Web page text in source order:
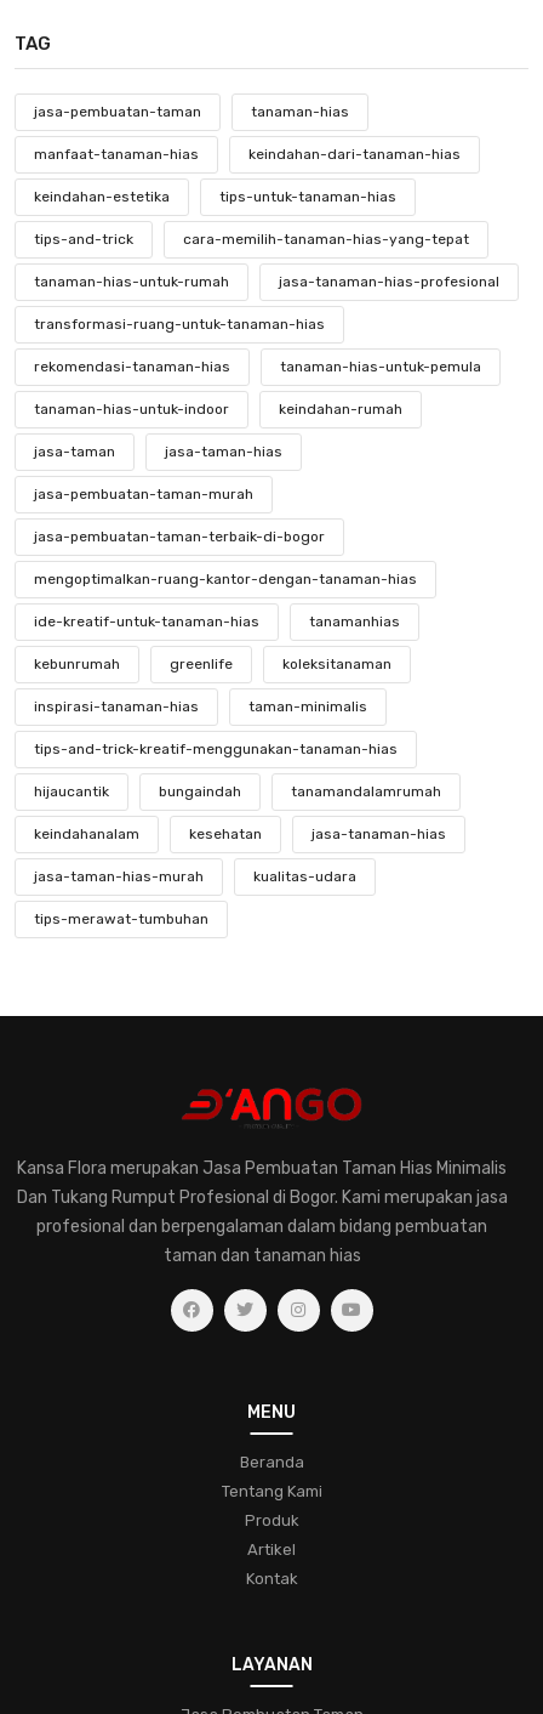
TAG
jasa-pembuatan-taman tanaman-hias
manfaat-tanaman-hias keindahan-dari-tanaman-hias
keindahan-estetika tips-untuk-tanaman-hias
tips-and-trick cara-memilih-tanaman-hias-yang-tepat
tanaman-hias-untuk-rumah jasa-tanaman-hias-profesional
transformasi-ruang-untuk-tanaman-hias
rekomendasi-tanaman-hias tanaman-hias-untuk-pemula
tanaman-hias-untuk-indoor keindahan-rumah
jasa-taman jasa-taman-hias
jasa-pembuatan-taman-murah
jasa-pembuatan-taman-terbaik-di-bogor
mengoptimalkan-ruang-kantor-dengan-tanaman-hias
ide-kreatif-untuk-tanaman-hias tanamanhias
kebunrumah greenlife koleksitanaman
inspirasi-tanaman-hias taman-minimalis
tips-and-trick-kreatif-menggunakan-tanaman-hias
hijaucantik bungaindah tanamandalamrumah
keindahanalam kesehatan jasa-tanaman-hias
jasa-taman-hias-murah kualitas-udara
tips-merawat-tumbuhan
jasa-taman-murah
pentingnya-konsultasi-dengan-ahli-tanaman-hias
memilih-tanaman-hias-untuk-rumah
pemahaman-dalam-merawat-tanaman-hias
jasa-pembuatan-taman-hias eksplorasihijau
kecantikanalami ruanghijau
desain-taman
tipstamanhias
pohon-miniatur
trikbertanam
jasa-pembuatan-taman-di-bogor
Kansa Flora merupakan Jasa Pembuatan Taman Hias Minimalis
Dan Tukang Rumput Profesional di Bogor. Kami merupakan jasa
profesional dan berpengalaman dalam bidang pembuatan
taman dan tanaman hias
MENU
Beranda
Tentang Kami
Produk
Artikel
Kontak
LAYANAN